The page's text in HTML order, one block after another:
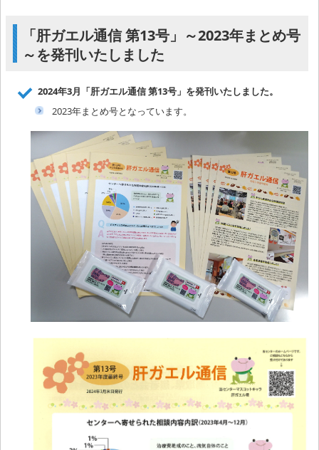
「肝ガエル通信 第13号」～2023年まとめ号
～を発刊いたしました
2024年3月「肝ガエル通信 第13号」を発刊いたしました。
2023年まとめ号となっています。